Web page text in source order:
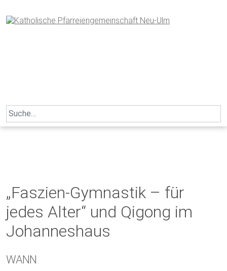
to
content
Search
for:
„Faszien-Gymnastik – für
jedes Alter“ und Qigong im
Johanneshaus
WANN